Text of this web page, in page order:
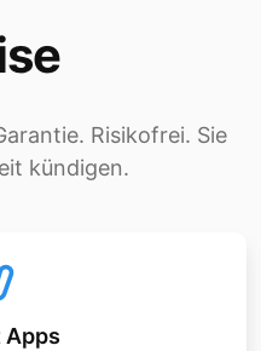
Risikofrei. Sie
kündigen.
Apps